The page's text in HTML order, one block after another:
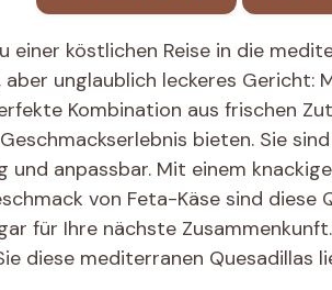
einer köstlichen Reise in die
aber unglaublich leckeres Gericht:
Kombination aus frischen
bieten. Sie
und anpassbar. Mit einem
von Feta-Käse sind diese
für Ihre nächste
diese mediterranen Quesadillas